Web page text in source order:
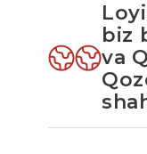
biz
va